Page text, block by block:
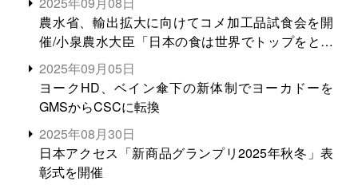
農水省、輸出拡大に向けてコメ加工品試食会を開
催/小泉農水大臣「日本の食は世界でトップをとれ
る。米増産に向けて、米輸出需要の拡大を」
2025年09月05日
ヨークHD、ベイン傘下の新体制でヨーカドーを
GMSからCSCに転換
2025年08月30日
日本アクセス「新商品グランプリ2025年秋冬」表
彰式を開催